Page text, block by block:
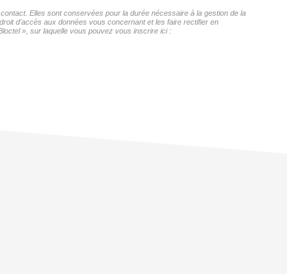
Elles sont conservées pour la durée nécessaire à la gestion de la
d'accès aux données vous concernant et les faire rectifier en
», sur laquelle vous pouvez vous inscrire ici :